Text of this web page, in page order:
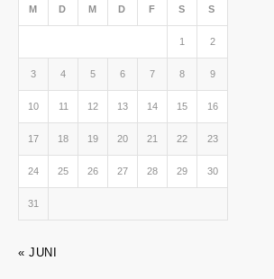
M D M D F S S
1 2
3 4 5 6 7 8 9
10 11 12 13 14 15 16
17 18 19 20 21 22 23
24 25 26 27 28 29 30
31
« JUNI